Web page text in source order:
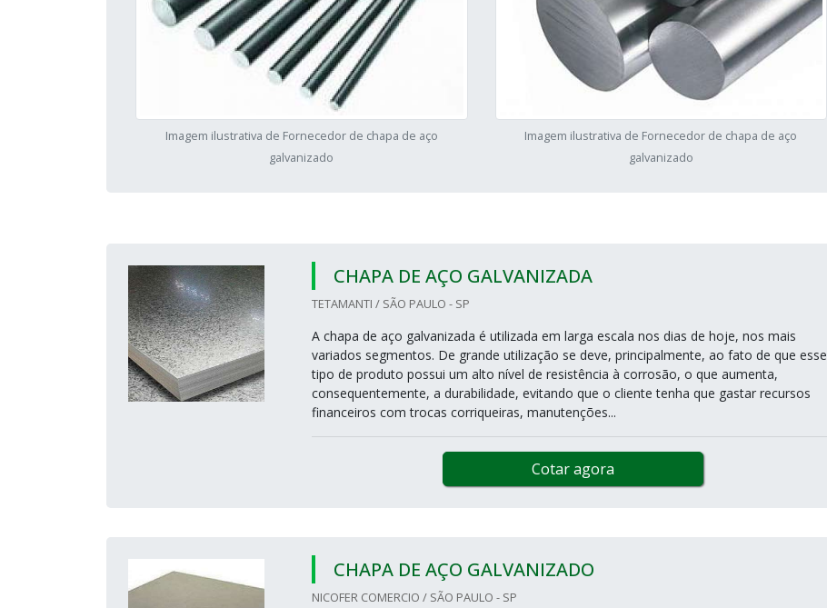
Imagem ilustrativa de Fornecedor de chapa de aço
galvanizado
Imagem ilustrativa de Fornecedor de chapa de aço
galvanizado
CHAPA DE AÇO GALVANIZADA
TETAMANTI / SÃO PAULO - SP
A chapa de aço galvanizada é utilizada em larga escala nos dias de hoje, nos mais
variados segmentos. De grande utilização se deve, principalmente, ao fato de que esse
tipo de produto possui um alto nível de resistência à corrosão, o que aumenta,
consequentemente, a durabilidade, evitando que o cliente tenha que gastar recursos
financeiros com trocas corriqueiras, manutenções...
Cotar agora
CHAPA DE AÇO GALVANIZADO
NICOFER COMERCIO / SÃO PAULO - SP